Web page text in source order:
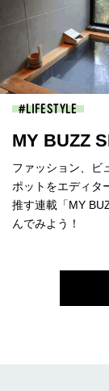
LIFESTYLE
MY BUZZ
ファッション、ビ
ポットをエディタ
推す連載「MY
んでみよう！